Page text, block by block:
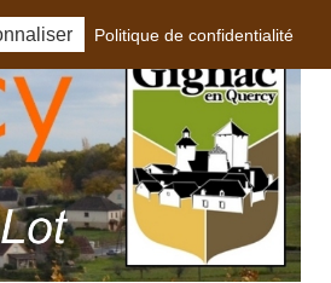
Politique de confidentialité